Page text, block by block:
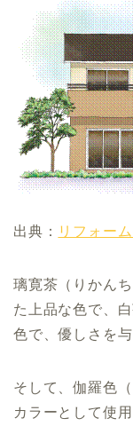
出典： リフォー
璃寛茶（りかん
た上品な色で、
色で、優しさを
そして、伽羅色
カラーとして使